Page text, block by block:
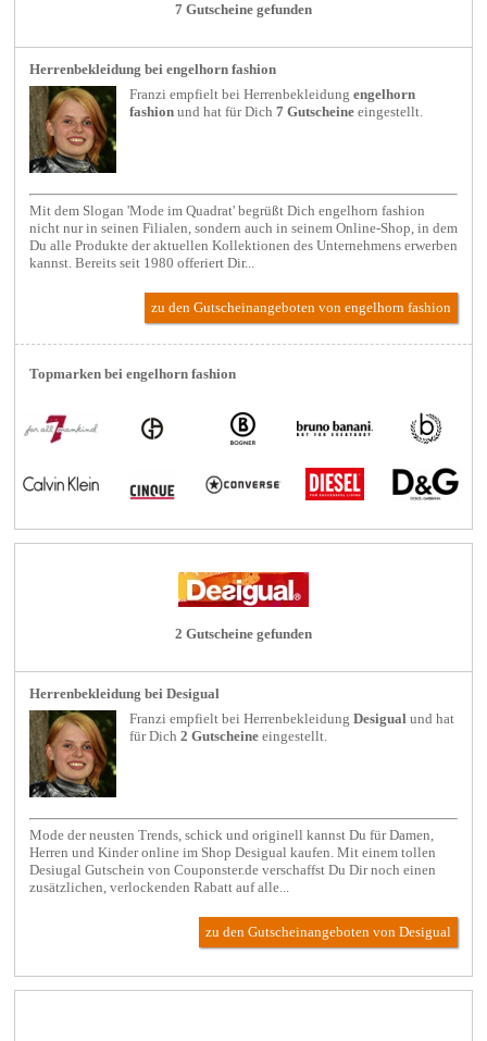
7 Gutscheine gefunden
Herrenbekleidung bei engelhorn fashion
Franzi empfielt beiHerrenbekleidung engelhorn
fashion und hat für Dich7 Gutscheine eingestellt.
Mit dem Slogan 'Mode im Quadrat' begrüßt Dich engelhorn fashion
nicht nur in seinen Filialen, sondern auch in seinem Online-Shop, in dem
Du alle Produkte der aktuellen Kollektionen des Unternehmens erwerben
kannst. Bereits seit 1980 offeriert Dir...
zu den Gutscheinangeboten von engelhorn fashion
Topmarken bei engelhorn fashion
2 Gutscheine gefunden
Herrenbekleidung bei Desigual
Franzi empfielt beiHerrenbekleidung Desigual und hat
für Dich2 Gutscheine eingestellt.
Mode der neusten Trends, schick und originell kannst Du für Damen,
Herren und Kinder online im Shop Desigual kaufen. Mit einem tollen
Desiugal Gutschein von Couponster.de verschaffst Du Dir noch einen
zusätzlichen, verlockenden Rabatt auf alle...
zu den Gutscheinangeboten von Desigual